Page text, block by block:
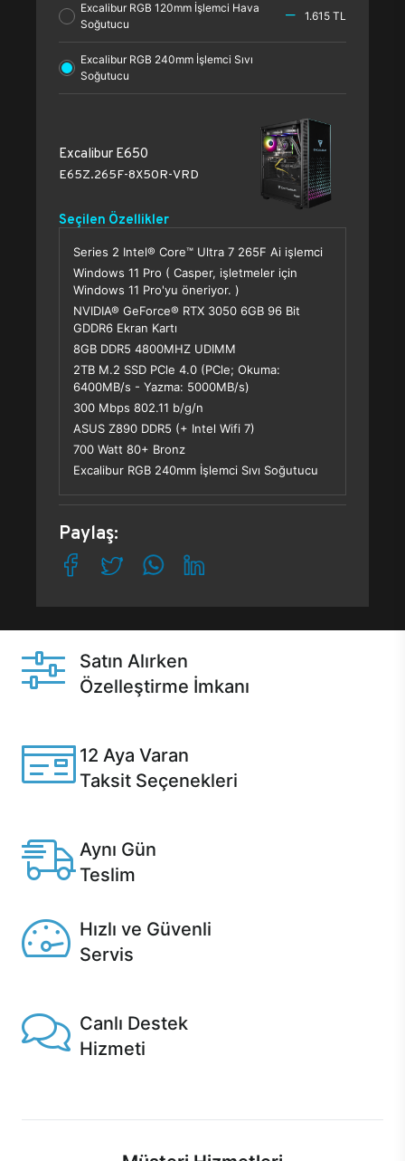
Excalibur RGB 120mm İşlemci Hava
Soğutucu
1.615 TL
Excalibur RGB 240mm İşlemci Sıvı
Soğutucu
Excalibur E650
E65Z.265F-8X50R-VRD
Seçilen Özellikler
Series 2 Intel® Core™ Ultra 7 265F Ai işlemci
Windows 11 Pro ( Casper, işletmeler için
Windows 11 Pro'yu öneriyor. )
NVIDIA® GeForce® RTX 3050 6GB 96 Bit
GDDR6 Ekran Kartı
8GB DDR5 4800MHZ UDIMM
2TB M.2 SSD PCle 4.0 (PCle; Okuma:
6400MB/s - Yazma: 5000MB/s)
300 Mbps 802.11 b/g/n
ASUS Z890 DDR5 (+ Intel Wifi 7)
700 Watt 80+ Bronz
Excalibur RGB 240mm İşlemci Sıvı Soğutucu
Paylaş:
Satın Alırken
Özelleştirme İmkanı
12 Aya Varan
Taksit Seçenekleri
Aynı Gün
Teslim
Hızlı ve Güvenli
Servis
Canlı Destek
Hizmeti